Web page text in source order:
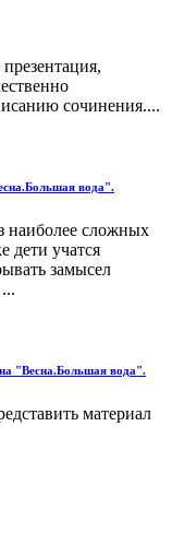
сочинения....
вода".
наиболее сложных
дети учатся
замысел
"Весна.Большая вода".
материал